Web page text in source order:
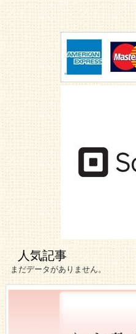
人気記事
まだデータがありません。